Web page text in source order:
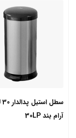
آرام بند 30LP